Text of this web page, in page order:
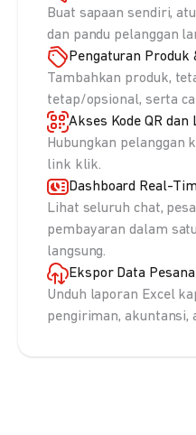
Buat sapaan sendiri,
dan pandu pelanggan
Pengaturan Produk
Tambahkan produk,
tetap/opsional, serta
Akses Kode QR dan
Hubungkan pelanggan
link klik.
Dashboard Real-
Lihat seluruh chat,
pembayaran dalam
langsung.
Ekspor Data
Unduh laporan Excel
pengiriman, akuntansi,